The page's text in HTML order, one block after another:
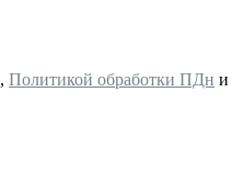
, Политикой обработки ПДн и